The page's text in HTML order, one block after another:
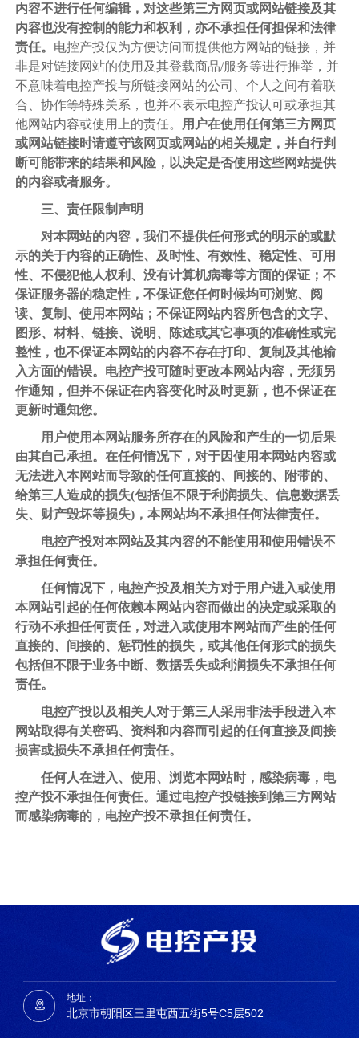
内容不进行任何编辑，对这些第三方网页或网站链接及其
内容也没有控制的能力和权利，亦不承担任何担保和法律
责任。 电控产投仅为方便访问而提供他方网站的链接，并
非是对链接网站的使用及其登载商品/服务等进行推举，并
不意味着电控产投与所链接网站的公司、个人之间有着联
合、协作等特殊关系，也并不表示电控产投认可或承担其
他网站内容或使用上的责任。
用户在使用任何第三方网页
或网站链接时请遵守该网页或网站的相关规定，并自行判
断可能带来的结果和风险，以决定是否使用这些网站提供
的内容或者服务。
三、责任限制声明
对本网站的内容，我们不提供任何形式的明示的或默
示的关于内容的正确性、及时性、有效性、稳定性、可用
性、不侵犯他人权利、没有计算机病毒等方面的保证；不
保证服务器的稳定性，不保证您任何时候均可浏览、阅
读、复制、使用本网站；不保证网站内容所包含的文字、
图形、材料、链接、说明、陈述或其它事项的准确性或完
整性，也不保证本网站的内容不存在打印、复制及其他输
入方面的错误。电控产投可随时更改本网站内容，无须另
作通知，但并不保证在内容变化时及时更新，也不保证在
更新时通知您。
用户使用本网站服务所存在的风险和产生的一切后果
由其自己承担。在任何情况下，对于因使用本网站内容或
无法进入本网站而导致的任何直接的、间接的、附带的、
给第三人造成的损失(包括但不限于利润损失、信息数据丢
失、财产毁坏等损失)，本网站均不承担任何法律责任。
电控产投对本网站及其内容的不能使用和使用错误不
承担任何责任。
任何情况下，电控产投及相关方对于用户进入或使用
本网站引起的任何依赖本网站内容而做出的决定或采取的
行动不承担任何责任，对进入或使用本网站而产生的任何
直接的、间接的、惩罚性的损失，或其他任何形式的损失
包括但不限于业务中断、数据丢失或利润损失不承担任何
责任。
电控产投以及相关人对于第三人采用非法手段进入本
网站取得有关密码、资料和内容而引起的任何直接及间接
损害或损失不承担任何责任。
任何人在进入、使用、浏览本网站时，感染病毒，电
控产投不承担任何责任。通过电控产投链接到第三方网站
而感染病毒的，电控产投不承担任何责任。
地址：
北京市朝阳区三里屯西五街5号C5层502